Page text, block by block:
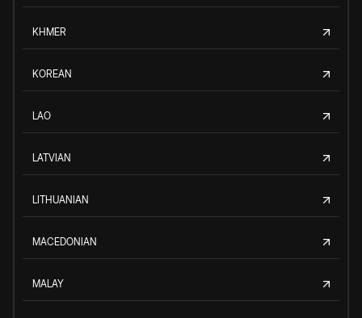
KHMER
KOREAN
LAO
LATVIAN
LITHUANIAN
MACEDONIAN
MALAY